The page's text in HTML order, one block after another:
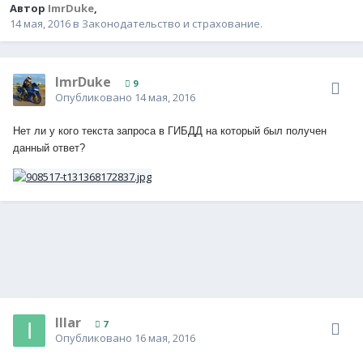
Автор ImrDuke,
14 мая, 2016 в Законодательство и страхование.
ImrDuke 9
Опубликовано 14 мая, 2016
Нет ли у кого текста запроса в ГИБДД на который был получен
данный ответ?
Illar 7
Опубликовано 16 мая, 2016